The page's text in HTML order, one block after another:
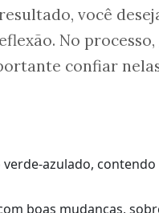
você
No processo,
confiar
boas mudanças,